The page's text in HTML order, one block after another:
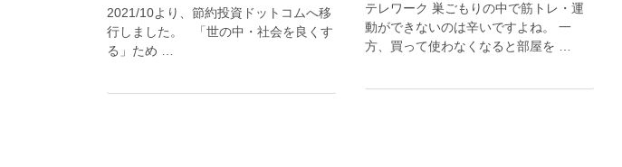
2021/10より、節約投資ドットコムへ移
行しました。 「世の中・社会を良くす
る」ため …
テレワーク 巣ごもりの中で筋トレ・運
動ができないのは辛いですよね。 一
方、買って使わなくなると部屋を …